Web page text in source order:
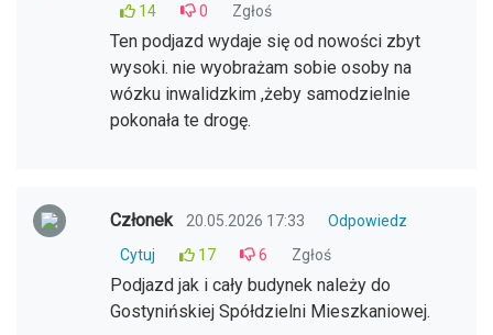
14
0 Zgłoś
Ten podjazd wydaje się od nowości zbyt
wysoki. nie wyobrażam sobie osoby na
wózku inwalidzkim ,żeby samodzielnie
pokonała te drogę.
Członek 20.05.2026 17:33
Odpowiedz
Cytuj
17 6 Zgłoś
Podjazd jak i cały budynek należy do
Gostynińskiej Spółdzielni Mieszkaniowej.